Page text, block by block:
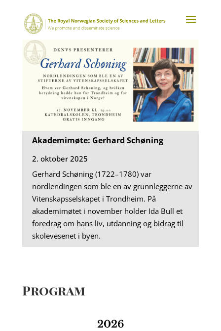
Akademimøte: Gerhard Schøning
2. oktober 2025
Gerhard Schøning (1722–1780) var
nordlendingen som ble en av grunnleggerne av
Vitenskapsselskapet i Trondheim. På
akademimøtet i november holder Ida Bull et
foredrag om hans liv, utdanning og bidrag til
skolevesenet i byen.
Program
2026